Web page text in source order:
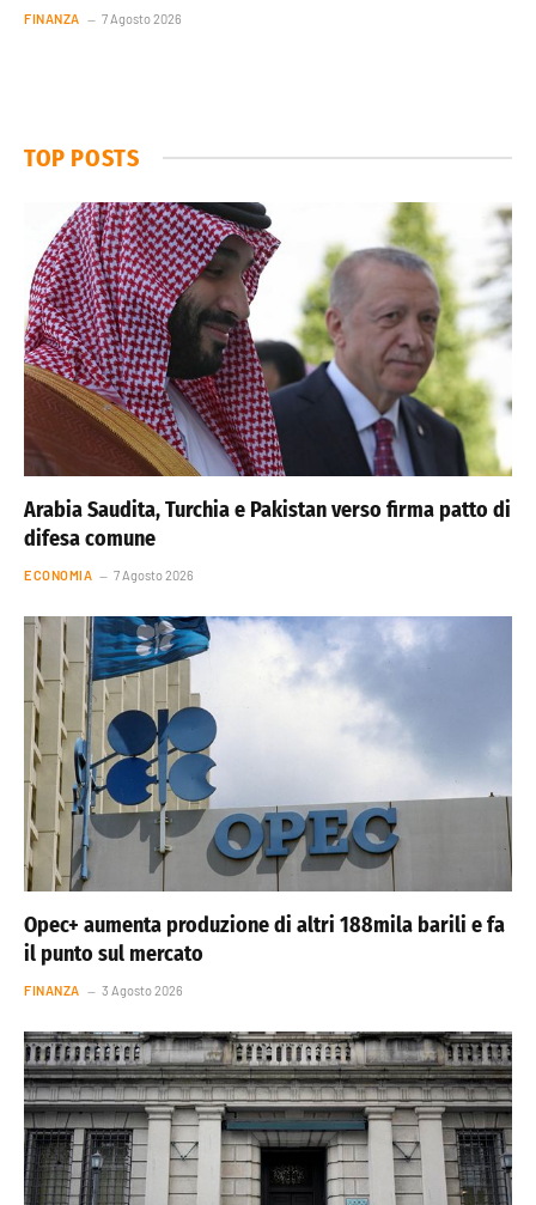
FINANZA 7 Agosto 2026
TOP POSTS
Arabia Saudita, Turchia e Pakistan verso firma patto di
difesa comune
ECONOMIA 7 Agosto 2026
Opec+ aumenta produzione di altri 188mila barili e fa
il punto sul mercato
FINANZA 3 Agosto 2026